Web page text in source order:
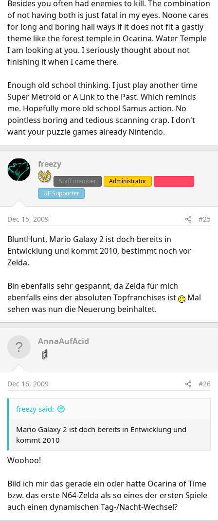
Besides you often had enemies to kill. The combination
of not having both is just fatal in my eyes. Noone cares
for long and boring hall ways if it does not fit a gastly
theme like the forest temple in Ocarina. Water Temple
I am looking at you. I seriously thought about not
finishing it when I came there.
Enough old school thinking. I just play another time
Super Metroid or A Link to the Past. Which reminds
me. Hopefully more old school Samus action. No
pointless boring and tedious scanning crap. I don't
want your puzzle games already Nintendo.
freezy
Staff member Administrator
UF Supporter
Dec 15, 2009 #25
BluntHunt, Mario Galaxy 2 ist doch bereits in
Entwicklung und kommt 2010, bestimmt noch vor
Zelda.
Bin ebenfalls sehr gespannt, da Zelda für mich
ebenfalls eins der absoluten Topfranchises ist
Mal
sehen was nun die Neuerung beinhaltet.
AnnaAufAcid
Dec 16, 2009 #26
freezy said:
Mario Galaxy 2 ist doch bereits in Entwicklung und
kommt 2010
Woohoo!
Bild ich mir das gerade ein oder hatte Ocarina of Time
bzw. das erste N64-Zelda als so eines der ersten Spiele
auch einen dynamischen Tag-/Nacht-Wechsel?